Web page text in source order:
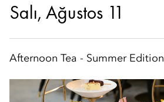
Salı, Ağustos 11
Afternoon Tea - Summer Edition